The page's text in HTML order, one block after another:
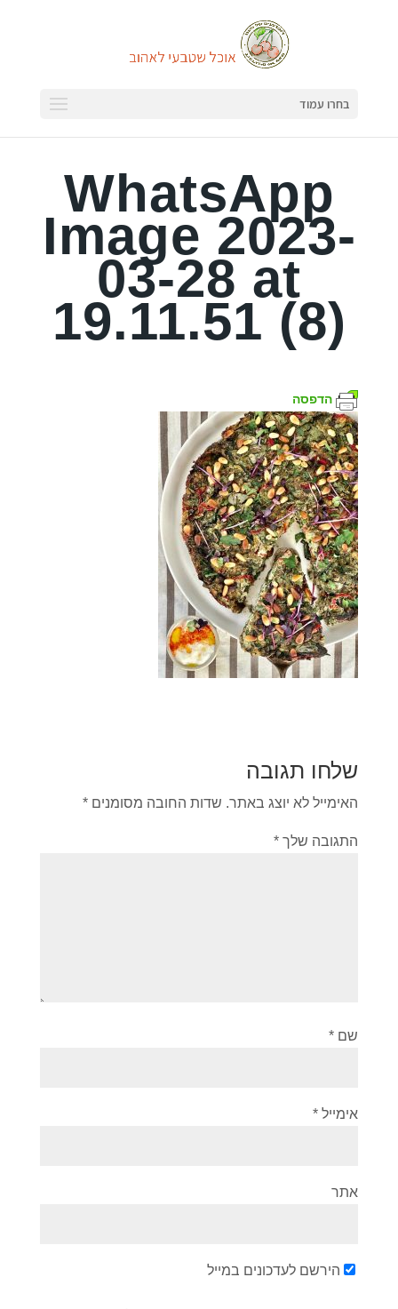
בחרו עמוד
WhatsApp
Image 2023-
03-28 at
19.11.51 (8)
הדפסה
שלחו תגובה
האימייל לא יוצג באתר. שדות החובה מסומנים *
התגובה שלך *
שם *
אימייל *
אתר
הירשם לעדכונים במייל